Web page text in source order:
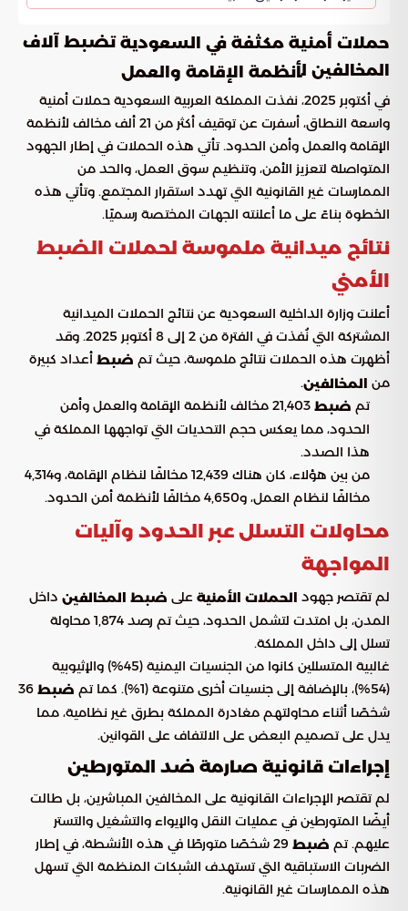
حملات أمنية مكثفة في السعودية تضبط آلاف
المخالفين لأنظمة الإقامة والعمل
في أكتوبر 2025، نفذت المملكة العربية السعودية حملات أمنية
واسعة النطاق، أسفرت عن توقيف أكثر من 21 ألف مخالف لأنظمة
الإقامة والعمل وأمن الحدود. تأتي هذه الحملات في إطار الجهود
المتواصلة لتعزيز الأمن، وتنظيم سوق العمل، والحد من
الممارسات غير القانونية التي تهدد استقرار المجتمع. وتأتي هذه
الخطوة بناءً على ما أعلنته الجهات المختصة رسميًا.
نتائج ميدانية ملموسة لحملات الضبط
الأمني
أعلنت وزارة الداخلية السعودية عن نتائج الحملات الميدانية
المشتركة التي نُفذت في الفترة من 2 إلى 8 أكتوبر 2025. وقد
أظهرت هذه الحملات نتائج ملموسة، حيث تم ضبط أعداد كبيرة
من المخالفين.
تم ضبط
21,403 مخالف لأنظمة الإقامة والعمل وأمن
الحدود، مما يعكس حجم التحديات التي تواجهها المملكة في
هذا الصدد.
من بين هؤلاء، كان هناك 12,439 مخالفًا لنظام الإقامة، و4,314
مخالفًا لنظام العمل، و4,650 مخالفًا لأنظمة أمن الحدود.
محاولات التسلل عبر الحدود وآليات
المواجهة
لم تقتصر جهود الحملات الأمنية على ضبط المخالفين داخل
المدن، بل امتدت لتشمل الحدود، حيث تم رصد 1,874 محاولة
تسلل إلى داخل المملكة.
غالبية المتسللين كانوا من الجنسيات اليمنية (45%) والإثيوبية
(54%)، بالإضافة إلى جنسيات أخرى متنوعة (1%). كما تم
ضبط 36
شخصًا أثناء محاولتهم مغادرة المملكة بطرق غير نظامية، مما
يدل على تصميم البعض على الالتفاف على القوانين.
إجراءات قانونية صارمة ضد المتورطين
لم تقتصر الإجراءات القانونية على المخالفين المباشرين، بل طالت
أيضًا المتورطين في عمليات النقل والإيواء والتشغيل والتستر
عليهم. تم ضبط
29 شخصًا متورطًا في هذه الأنشطة، في إطار
الضربات الاستباقية التي تستهدف الشبكات المنظمة التي تسهل
هذه الممارسات غير القانونية.